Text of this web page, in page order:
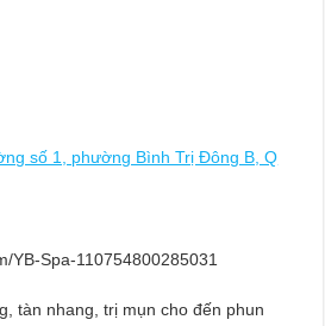
số 1, phường Bình Trị Đông B, Q
YB-Spa-110754800285031
tàn nhang, trị mụn cho đến phun